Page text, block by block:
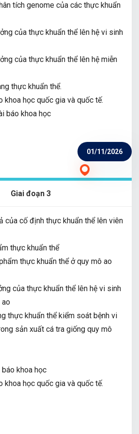
tích genome của các thực khuẩn
của thực khuẩn thể lên hệ vi sinh
của thực khuẩn thể lên hệ miễn
thực khuẩn thể.
khoa học quốc gia và quốc tế.
báo khoa học
01/11/2026
Giai đoạn 3
của cố định thực khuẩn thể lên viên
thực khuẩn thể
thực khuẩn thể ở quy mô ao
của thực khuẩn thể lên hệ vi sinh
ao
thực khuẩn thể kiểm soát bệnh vi
sản xuất cá tra giống quy mô
báo khoa học
khoa học quốc gia và quốc tế.